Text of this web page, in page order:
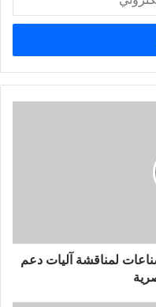
لمناقشة آليات دعم